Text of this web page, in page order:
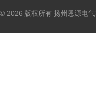
© 2026 版权所有 扬州恩源电